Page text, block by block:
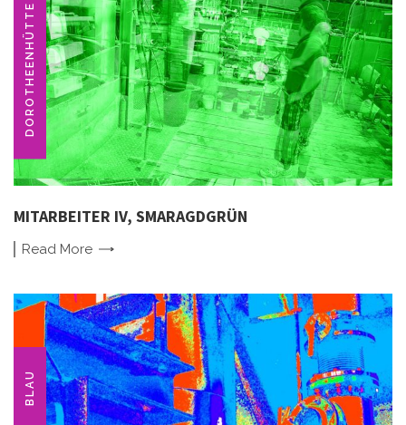
DOROTHEENHÜTTE
MITARBEITER IV, SMARAGDGRÜN
Read More
BLAU